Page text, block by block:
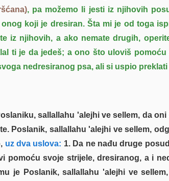
, pa možemo li jesti iz njihovih
koji je dresiran. Šta mi je od toga
iz njihovih, a ako nemate drugih,
ti je da jedeš; a ono što uloviš
nedresiranog psa, ali si uspio preklati
sallallahu 'alejhi ve sellem, da
Poslanik, sallallahu 'alejhi ve sellem,
uz dva uslova: 1. Da ne nađu druge
pomoću svoje strijele, dresiranog, a i
je Poslanik, sallallahu 'alejhi ve